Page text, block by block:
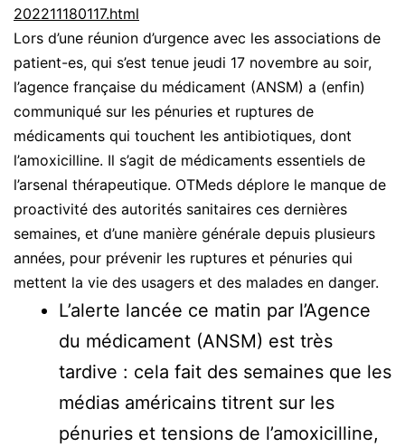
202211180117.html
Lors d’une réunion d’urgence avec les associations de
patient-es, qui s’est tenue jeudi 17 novembre au soir,
l’agence française du médicament (ANSM) a (enfin)
communiqué sur les pénuries et ruptures de
médicaments qui touchent les antibiotiques, dont
l’amoxicilline. Il s’agit de médicaments essentiels de
l’arsenal thérapeutique. OTMeds déplore le manque de
proactivité des autorités sanitaires ces dernières
semaines, et d’une manière générale depuis plusieurs
années, pour prévenir les ruptures et pénuries qui
mettent la vie des usagers et des malades en danger.
L’alerte lancée ce matin par l’Agence
du médicament (ANSM) est très
tardive : cela fait des semaines que les
médias américains titrent sur les
pénuries et tensions de l’amoxicilline,